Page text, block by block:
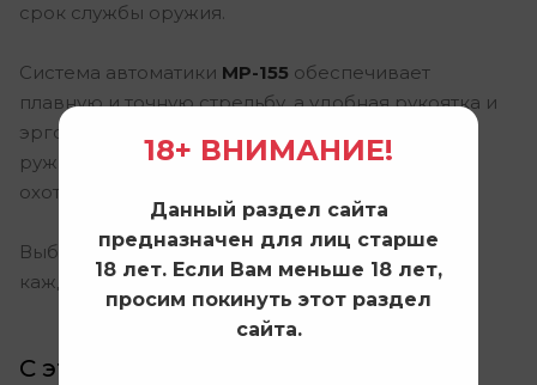
срок службы оружия.
Система автоматики МР-155 обеспечивает
плавную и точную стрельбу, а удобная рукоятка и
эргономичный дизайн делают использование
ружья комфортным даже в условиях активной
охоты.
ВыбирайтеРужье МР-155, калибр 12/76- и
каждый выстрел будет точным!
С этим товаром покупают
18+ ВНИМАНИЕ!
Данный раздел сайта
предназначен для лиц старше
18 лет. Если Вам меньше 18 лет,
просим покинуть этот раздел
сайта.